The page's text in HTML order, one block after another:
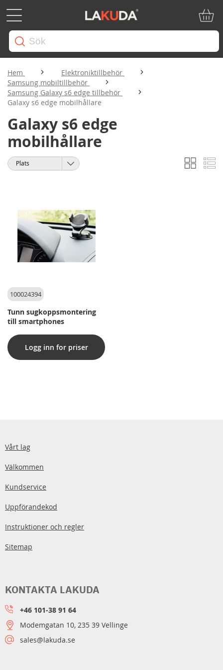
Hem
Elektroniktillbehör
Samsung mobiltillbehör
Samsung Galaxy s6 edge tillbehör
Galaxy s6 edge mobilhållare
Galaxy s6 edge
mobilhållare
Visa
som
Rutnät
Sortera
100024394
Tunn sugkoppsmontering
till smartphones
Logg inn for priser
Vårt lag
Välkommen
Kundservice
Uppförandekod
Instruktioner och regler
Sitemap
KONTAKTA LAKUDA
+46 101-38 91 64
Modemgatan 10, 235 39 Vellinge
sales@lakuda.se